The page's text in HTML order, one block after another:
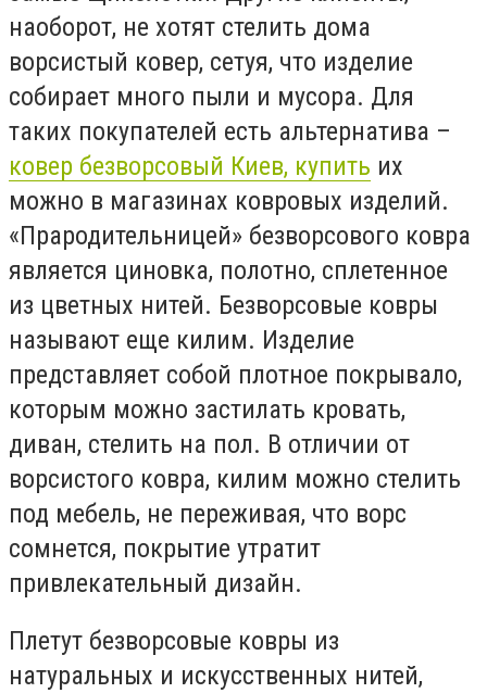
наоборот, не хотят стелить дома
ворсистый ковер, сетуя, что изделие
собирает много пыли и мусора. Для
таких покупателей есть альтернатива –
ковер безворсовый Киев, купить их
можно в магазинах ковровых изделий.
«Прародительницей» безворсового ковра
является циновка, полотно, сплетенное
из цветных нитей. Безворсовые ковры
называют еще килим. Изделие
представляет собой плотное покрывало,
которым можно застилать кровать,
диван, стелить на пол. В отличии от
ворсистого ковра, килим можно стелить
под мебель, не переживая, что ворс
сомнется, покрытие утратит
привлекательный дизайн.
Плетут безворсовые ковры из
натуральных и искусственных нитей,